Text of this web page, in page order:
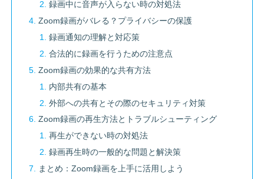
録画中に音声が入らない時の対処法
Zoom録画がバレる？プライバシーの保護
録画通知の理解と対応策
合法的に録画を行うための注意点
Zoom録画の効果的な共有方法
内部共有の基本
外部への共有とその際のセキュリティ対策
Zoom録画の再生方法とトラブルシューティング
再生ができない時の対処法
録画再生時の一般的な問題と解決策
まとめ：Zoom録画を上手に活用しよう